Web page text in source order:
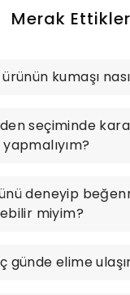
Merak
ürünün kumaşı
seçiminde
deneyip
miyim?
günde elime